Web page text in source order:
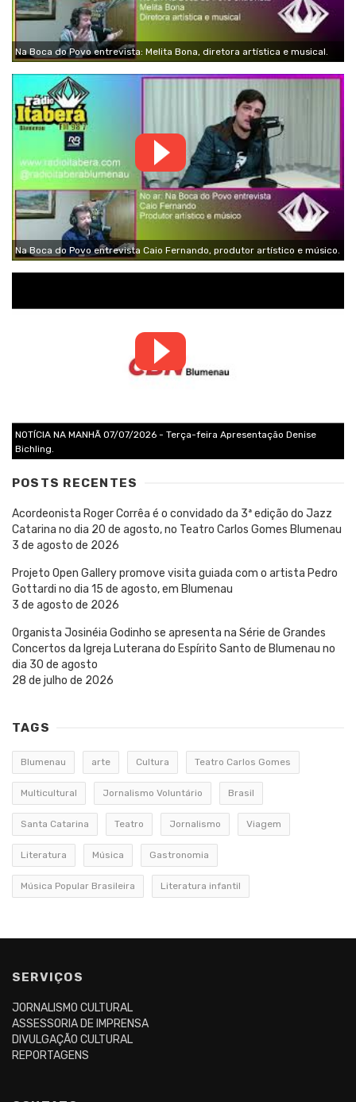
Na Boca do Povo entrevista: Melita Bona, diretora artística e musical.
Na Boca do Povo entrevista Caio Fernando, produtor artístico e músico.
NOTÍCIA NA MANHÃ 07/07/2026 - Terça-feira Apresentação Denise
Bichling.
POSTS RECENTES
Acordeonista Roger Corrêa é o convidado da 3ª edição do Jazz
Catarina no dia 20 de agosto, no Teatro Carlos Gomes Blumenau
3 de agosto de 2026
Projeto Open Gallery promove visita guiada com o artista Pedro
Gottardi no dia 15 de agosto, em Blumenau
3 de agosto de 2026
Organista Josinéia Godinho se apresenta na Série de Grandes
Concertos da Igreja Luterana do Espírito Santo de Blumenau no
dia 30 de agosto
28 de julho de 2026
TAGS
Blumenau arte Cultura Teatro Carlos Gomes
Multicultural Jornalismo Voluntário Brasil
Santa Catarina Teatro Jornalismo Viagem
Literatura Música Gastronomia
Música Popular Brasileira Literatura infantil
SERVIÇOS
JORNALISMO CULTURAL
ASSESSORIA DE IMPRENSA
DIVULGAÇÃO CULTURAL
REPORTAGENS